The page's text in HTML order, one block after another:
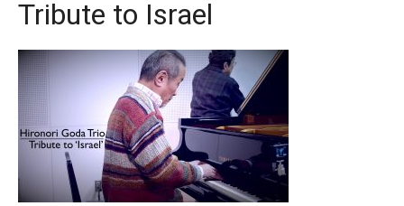
Tribute to Israel